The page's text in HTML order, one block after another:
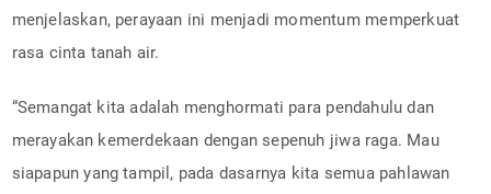
menjelaskan, perayaan ini menjadi momentum memperkuat
rasa cinta tanah air.
“Semangat kita adalah menghormati para pendahulu dan
merayakan kemerdekaan dengan sepenuh jiwa raga. Mau
siapapun yang tampil, pada dasarnya kita semua pahlawan